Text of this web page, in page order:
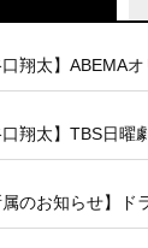
翔太】ABEMA
翔太】TBS日曜
のお知らせ】ド